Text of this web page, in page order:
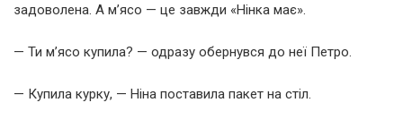
задоволена. А м’ясо — це завжди «Нінка має».
— Ти м’ясо купила? — одразу обернувся до неї Петро.
— Купила курку, — Ніна поставила пакет на стіл.